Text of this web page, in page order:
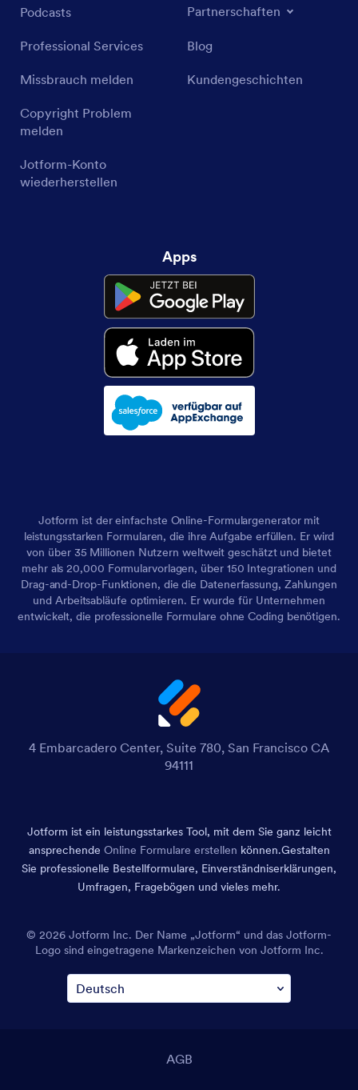
Podcasts
Professional Services
Missbrauch melden
Copyright Problem
melden
Jotform-Konto
wiederherstellen
Partnerschaften
Blog
Kundengeschichten
Apps
Jotform ist der einfachste Online-Formulargenerator mit
leistungsstarken Formularen, die ihre Aufgabe erfüllen. Er wird
von über 35 Millionen Nutzern weltweit geschätzt und bietet
mehr als 20,000 Formularvorlagen, über 150 Integrationen und
Drag-and-Drop-Funktionen, die die Datenerfassung, Zahlungen
und Arbeitsabläufe optimieren. Er wurde für Unternehmen
entwickelt, die professionelle Formulare ohne Coding benötigen.
4 Embarcadero Center, Suite 780, San Francisco CA
94111
Jotform ist ein leistungsstarkes Tool, mit dem Sie ganz leicht
ansprechende Online Formulare erstellen können.Gestalten
Sie professionelle Bestellformulare, Einverständniserklärungen,
Umfragen, Fragebögen und vieles mehr.
© 2026 Jotform Inc. Der Name „Jotform“ und das Jotform-
Logo sind eingetragene Markenzeichen von Jotform Inc.
AGB